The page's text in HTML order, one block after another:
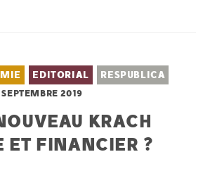
EDITORIAL RESPUBLICA
2019
KRACH
ET FINANCIER ?